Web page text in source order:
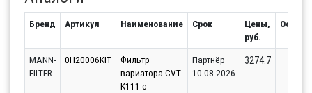
Бренд Артикул Наименование Срок
Цены,
руб.
MANN-
FILTER
0H20006KIT
Фильтр
вариатора CVT
K111 с
Партнёр
10.08.2026
3274.7